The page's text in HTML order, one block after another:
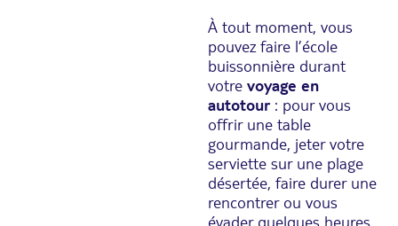
À tout moment, vous
pouvez faire l’école
buissonnière durant
votre voyage en
autotour : pour vous
offrir une table
gourmande, jeter votre
serviette sur une plage
désertée, faire durer une
rencontrer ou vous
évader quelques heures